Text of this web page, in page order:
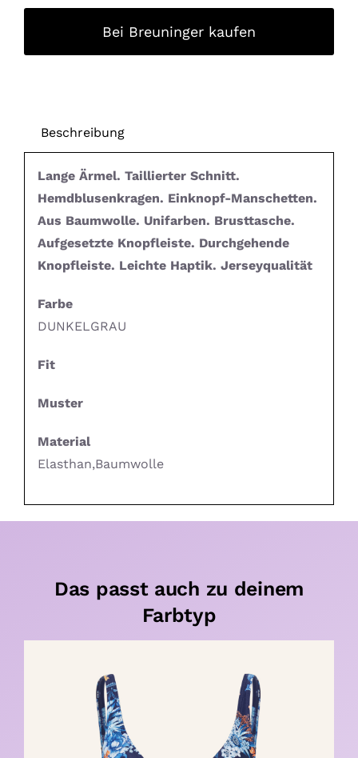
Bei Breuninger kaufen
Beschreibung
Lange Ärmel. Taillierter Schnitt.
Hemdblusenkragen. Einknopf-Manschetten.
Aus Baumwolle. Unifarben. Brusttasche.
Aufgesetzte Knopfleiste. Durchgehende
Knopfleiste. Leichte Haptik. Jerseyqualität
Farbe
DUNKELGRAU
Fit
Muster
Material
Elasthan,Baumwolle
Das passt auch zu deinem
Farbtyp